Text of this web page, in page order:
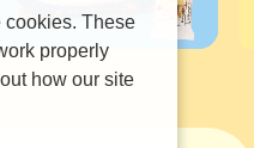
cookies. These
properly
how our site